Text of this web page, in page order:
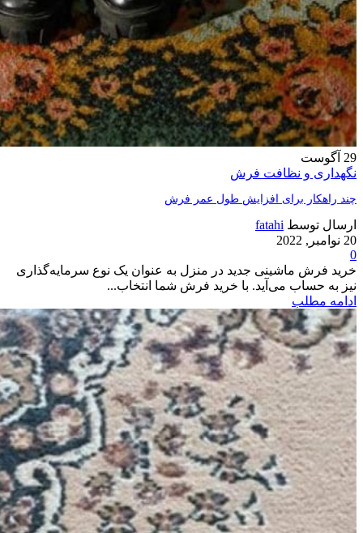
29 آگوست
نگهداری و نظافت فرش
چند راهکار برای افزایش طول عمر فرش
ارسال توسط fatahi
20 نوامبر, 2022
0
خرید فرش ماشینی جدید در منزل به عنوان یک نوع سرمایه‌گذاری
نیز به حساب می‌آید. با خرید فرش شما انتخاب...
ادامه مطلب